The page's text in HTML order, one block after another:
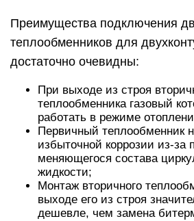
Преимущества подключения
теплообменников для
достаточно очевидны:
При выходе из строя
теплообменника газовый
работать в режиме
Первичный теплообменник
избыточной коррозии из-за
меняющегося состава
жидкости;
Монтаж вторичного
выходе его из строя
дешевле, чем замена